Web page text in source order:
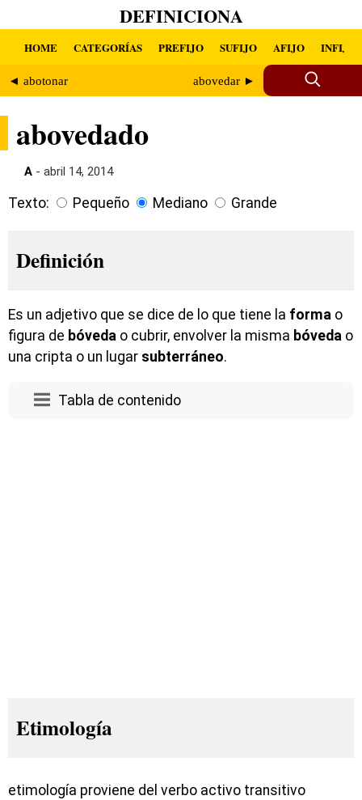
DEFINICIONA
HOME CATEGORÍAS PREFIJO SUFIJO AFIJO INFIJO
◄ abotonar abovedar ►
abovedado
A - abril 14, 2014
Texto: Pequeño Mediano Grande
Definición
Es un adjetivo que se dice de lo que tiene la forma o
figura de bóveda o cubrir, envolver la misma bóveda o
una cripta o un lugar subterráneo.
Tabla de contenido
Etimología
etimología proviene del verbo activo transitivo